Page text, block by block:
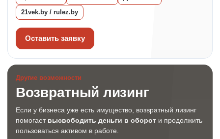
21vek.by / rulez.by
Оставить заявку
Другие возможности
Возвратный лизинг
Если у бизнеса уже есть имущество, возвратный лизинг
помогает высвободить деньги в оборот и продолжить
пользоваться активом в работе.